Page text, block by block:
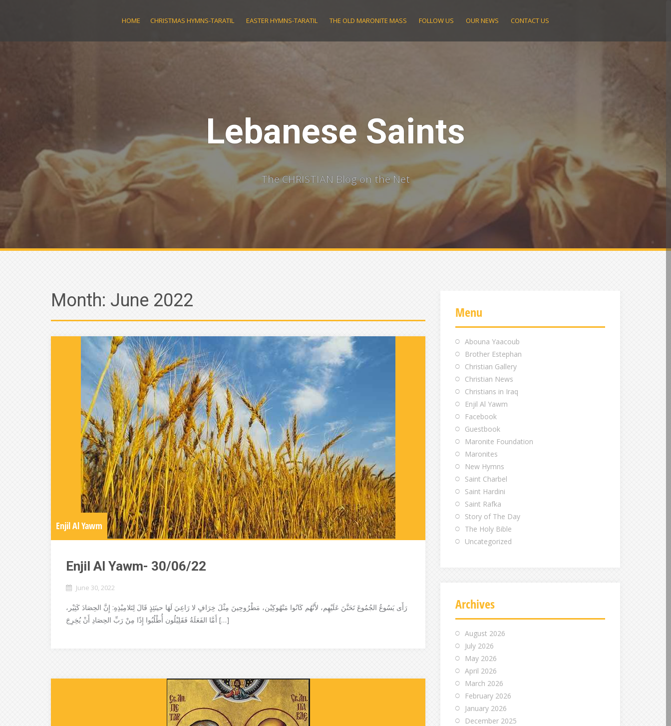
HOME CHRISTMAS HYMNS-TARATIL EASTER HYMNS-TARATIL THE OLD MARONITE MASS FOLLOW US OUR NEWS CONTACT US
Lebanese Saints
The CHRISTIAN Blog on the Net
Month: June 2022
Enjil Al Yawm
Enjil Al Yawm- 30/06/22
June 30, 2022
رَأَى يَسُوعُ الجُمُوعَ تَحَنَّنَ عَلَيْهِم، لأَنَّهُم كَانُوا مَنْهُوكِيْن، مَطْرُوحِينَ مِثْلَ خِرَافٍ لا رَاعِيَ لَهَا حينَئِذٍ قَالَ لِتَلامِيْذِهِ: إِنَّ الحِصَادَ كَثِيْر،
أَمَّا الفَعَلَةُ فَقَلِيْلُون أُطْلُبُوا إِذًا مِنْ رَبِّ الحِصَادِ أَنْ يُخِرِجَ […]
Menu
Abouna Yaacoub
Brother Estephan
Christian Gallery
Christian News
Christians in Iraq
Enjil Al Yawm
Facebook
Guestbook
Maronite Foundation
Maronites
New Hymns
Saint Charbel
Saint Hardini
Saint Rafka
Story of The Day
The Holy Bible
Uncategorized
Archives
August 2026
July 2026
May 2026
April 2026
March 2026
February 2026
January 2026
December 2025